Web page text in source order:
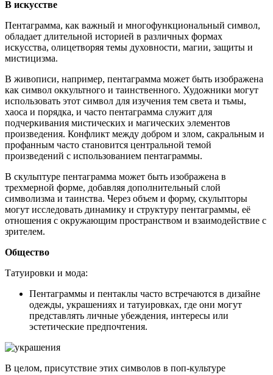
В искусстве
Пентаграмма, как важный и многофункциональный символ,
обладает длительной историей в различных формах
искусства, олицетворяя темы духовности, магии, защиты и
мистицизма.
В живописи, например, пентаграмма может быть изображена
как символ оккультного и таинственного. Художники могут
использовать этот символ для изучения тем света и тьмы,
хаоса и порядка, и часто пентаграмма служит для
подчеркивания мистических и магических элементов
произведения. Конфликт между добром и злом, сакральным и
профанным часто становится центральной темой
произведений с использованием пентаграммы.
В скульптуре пентаграмма может быть изображена в
трехмерной форме, добавляя дополнительный слой
символизма и таинства. Через объем и форму, скульпторы
могут исследовать динамику и структуру пентаграммы, её
отношения с окружающим пространством и взаимодействие с
зрителем.
Общество
Татуировки и мода:
Пентаграммы и пентаклы часто встречаются в дизайне
одежды, украшениях и татуировках, где они могут
представлять личные убеждения, интересы или
эстетические предпочтения.
В целом, присутствие этих символов в поп-культуре